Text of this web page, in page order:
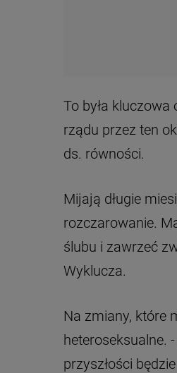
To była
rządu przez ten
ds. równości.
Mijają długie
rozczarowanie.
ślubu i zawrzeć
Wyklucza.
Na zmiany, które
heteroseksualne.
przyszłości